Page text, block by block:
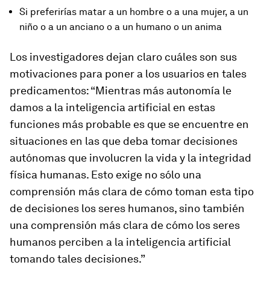
Si preferirías matar a un hombre o a una mujer, a un
niño o a un anciano o a un humano o un anima
Los investigadores dejan claro cuáles son sus
motivaciones para poner a los usuarios en tales
predicamentos: “Mientras más autonomía le
damos a la inteligencia artificial en estas
funciones más probable es que se encuentre en
situaciones en las que deba tomar decisiones
autónomas que involucren la vida y la integridad
física humanas. Esto exige no sólo una
comprensión más clara de cómo toman esta tipo
de decisiones los seres humanos, sino también
una comprensión más clara de cómo los seres
humanos perciben a la inteligencia artificial
tomando tales decisiones.”